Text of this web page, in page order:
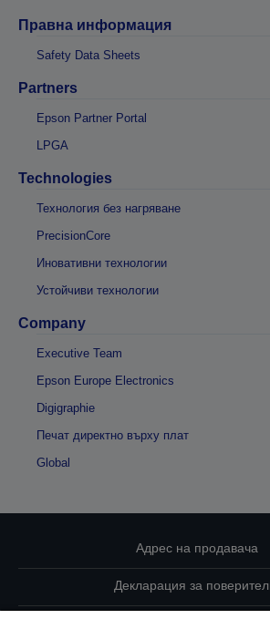
Правна информация
Safety Data Sheets
Partners
Epson Partner Portal
LPGA
Technologies
Технология без нагряване
PrecisionCore
Иновативни технологии
Устойчиви технологии
Company
Executive Team
Epson Europe Electronics
Digigraphie
Печат директно върху плат
Global
Адрес на продавача
Декларация за